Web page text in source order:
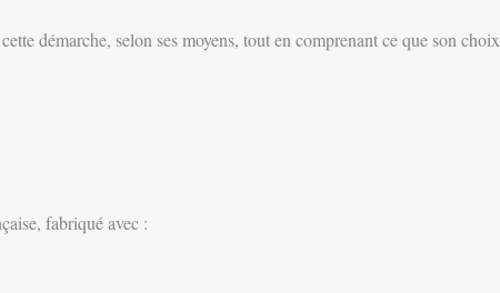
démarche, selon ses moyens, tout en comprenant ce que son
fabriqué avec :